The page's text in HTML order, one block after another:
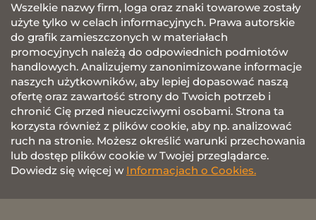
Wszelkie nazwy firm, loga oraz znaki towarowe zostały
użyte tylko w celach informacyjnych. Prawa autorskie
do grafik zamieszczonych w materiałach
promocyjnych należą do odpowiednich podmiotów
handlowych. Analizujemy zanonimizowane informacje
naszych użytkowników, aby lepiej dopasować naszą
ofertę oraz zawartość strony do Twoich potrzeb i
chronić Cię przed nieuczciwymi osobami. Strona ta
korzysta również z plików cookie, aby np. analizować
ruch na stronie. Możesz określić warunki przechowania
lub dostęp plików cookie w Twojej przeglądarce.
Dowiedz się więcej w Informacjach o Cookies.